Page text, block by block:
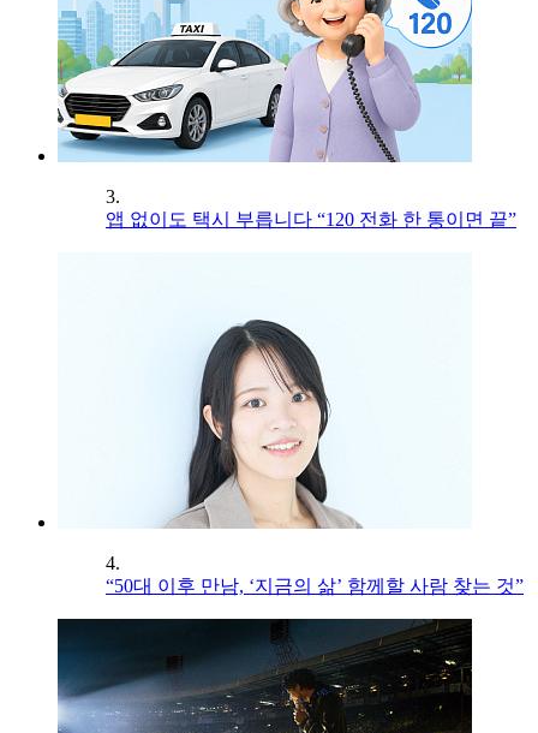
3.
앱 없이도 택시 부릅니다 “120 전화 한 통이면 끝”
4.
“50대 이후 만남, ‘지금의 삶’ 함께할 사람 찾는 것”